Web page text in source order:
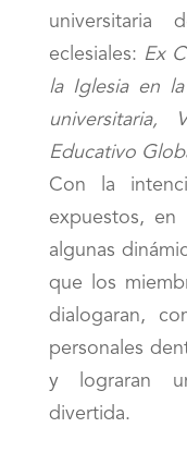
universitaria
eclesiales: Ex
la Iglesia en
universitaria,
Educativo
Con la
expuestos,
algunas
que los
dialogaran,
personales
y lograran
divertida.